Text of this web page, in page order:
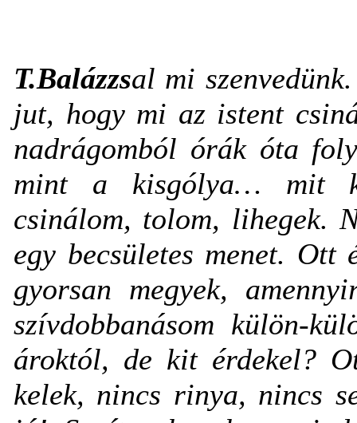
T.Balázzsal mi
jut, hogy mi az istent
nadrágomból órák óta
mint a kisgólya…
mit
csinálom, tolom, lihegek.
egy becsületes menet.
gyorsan megyek,
szívdobbanásom külön-
ároktól, de kit érdekel?
kelek, nincs rinya, nincs